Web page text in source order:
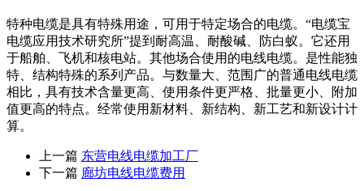
特种电缆是具有特殊用途，可用于特定场合的电缆。“电缆宝
电缆应用技术研究所”提到耐高温、耐酸碱、防白蚁。它还用
于船舶、飞机和核电站。其他场合使用的电线电缆。是性能独
特、结构特殊的系列产品。与数量大、范围广的普通电线电缆
相比，具有技术含量更高、使用条件更严格、批量更小、附加
值更高的特点。经常使用新材料、新结构、新工艺和新设计计
算。
上一篇 东营电线电缆加工厂
下一篇 廊坊电线电缆费用